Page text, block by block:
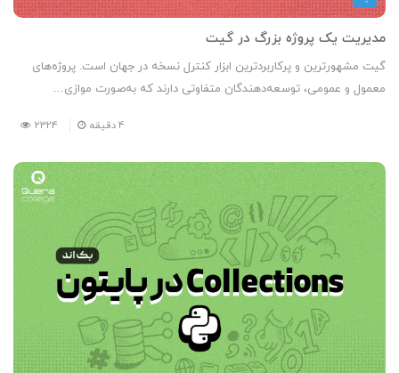
مدیریت یک پروژه بزرگ در گیت
گیت مشهورترین و پرکاربردترین ابزار کنترل نسخه در جهان است. پروژه‌های
معمول و عمومی، توسعه‌دهندگان متفاوتی دارند که به‌صورت موازی…
4دقیقه 2324